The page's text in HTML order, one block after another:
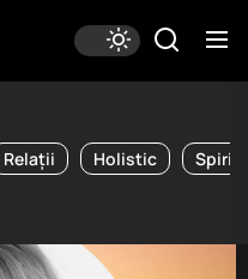
Relații Holistic